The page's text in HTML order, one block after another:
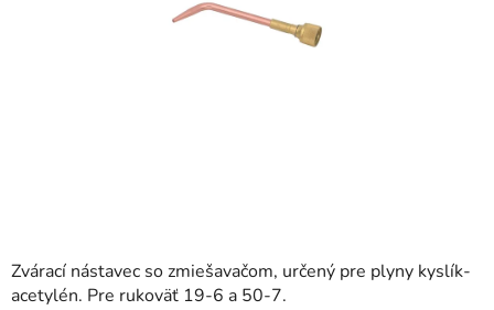
Zvárací nástavec so zmiešavačom, určený pre plyny kyslík-
acetylén. Pre rukoväť 19-6 a 50-7.